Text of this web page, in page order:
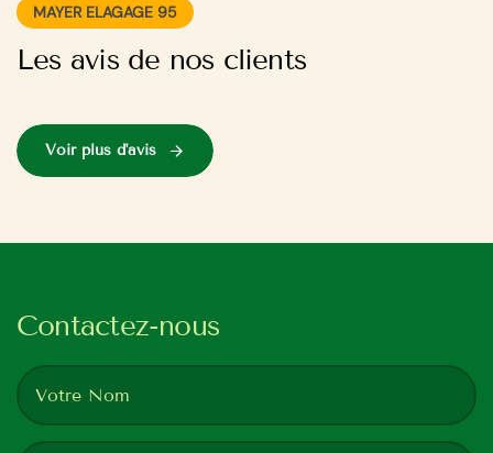
MAYER ELAGAGE 95
Les avis de nos clients
Voir plus d'avis
Contactez-nous